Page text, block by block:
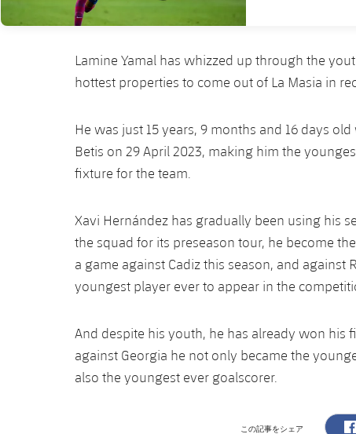
Lamine Yamal has whizzed up through the
hottest properties to come out of La Masia in
He was just 15 years, 9 months and 16 days
Betis on 29 April 2023, making him the
fixture for the team.
Xavi Hernández has gradually been using his
the squad for its preseason tour, he become
a game against Cadiz this season, and against
youngest player ever to appear in the
And despite his youth, he has already won his
against Georgia he not only became the
also the youngest ever goalscorer.
この記事をシェア